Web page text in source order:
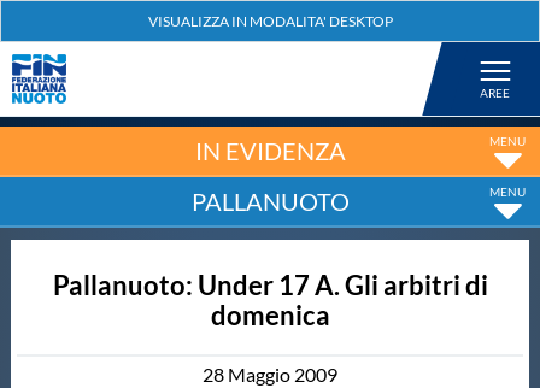
Nuoto
Tuffi
IN EVIDENZA
PALLANUOTO
Pallanuoto: Under 17 A. Gli arbitri di
domenica
28 Maggio 2009